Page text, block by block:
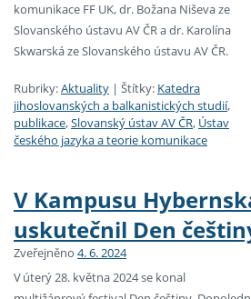
komunikace FF UK, dr. Božana Niševa ze
Slovanského ústavu AV ČR a dr. Karolína
Skwarská ze Slovanského ústavu AV ČR.
Rubriky:Aktuality | Štítky: Katedra
jihoslovanských a balkanistických studií,
publikace,Slovanský ústav AV ČR, Ústav
českého jazyka a teorie komunikace
V Kampusu
uskutečnil Den
Zveřejněno 4. 6. 2024
V úterý 28. května 2024 se konal